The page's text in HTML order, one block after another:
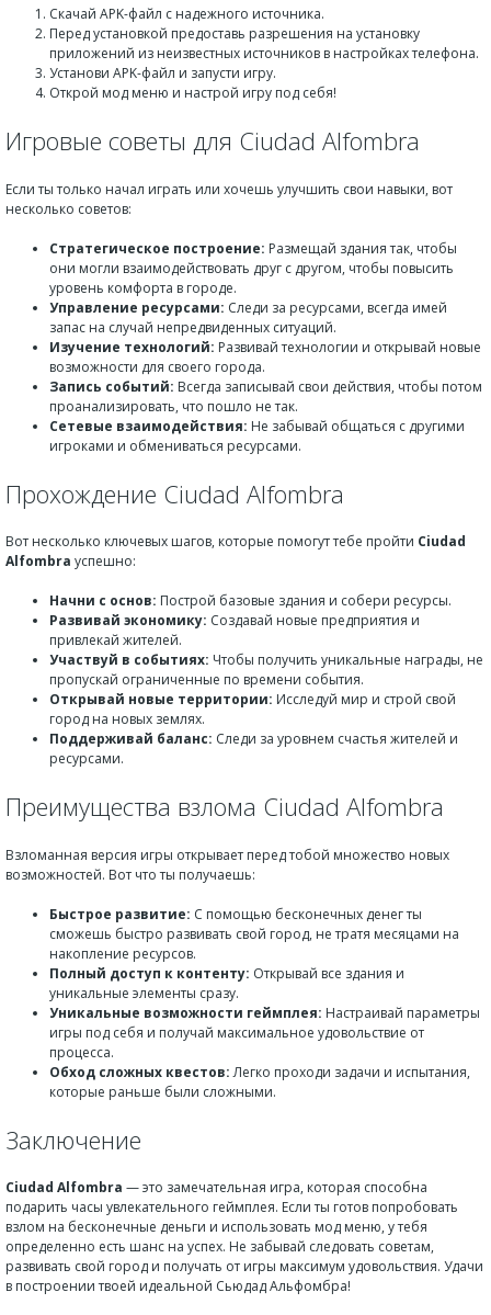
Скачай APK-файл с надежного источника.
Перед установкой предоставь разрешения на установку
приложений из неизвестных источников в настройках телефона.
Установи APK-файл и запусти игру.
Открой мод меню и настрой игру под себя!
Игровые советы для Ciudad Alfombra
Если ты только начал играть или хочешь улучшить свои навыки, вот
несколько советов:
Стратегическое построение: Размещай здания так, чтобы
они могли взаимодействовать друг с другом, чтобы повысить
уровень комфорта в городе.
Управление ресурсами: Следи за ресурсами, всегда имей
запас на случай непредвиденных ситуаций.
Изучение технологий: Развивай технологии и открывай новые
возможности для своего города.
Запись событий: Всегда записывай свои действия, чтобы потом
проанализировать, что пошло не так.
Сетевые взаимодействия: Не забывай общаться с другими
игроками и обмениваться ресурсами.
Прохождение Ciudad Alfombra
Вот несколько ключевых шагов, которые помогут тебе пройти Ciudad
Alfombra успешно:
Начни с основ: Построй базовые здания и собери ресурсы.
Развивай экономику: Создавай новые предприятия и
привлекай жителей.
Участвуй в событиях: Чтобы получить уникальные награды, не
пропускай ограниченные по времени события.
Открывай новые территории: Исследуй мир и строй свой
город на новых землях.
Поддерживай баланс: Следи за уровнем счастья жителей и
ресурсами.
Преимущества взлома Ciudad Alfombra
Взломанная версия игры открывает перед тобой множество новых
возможностей. Вот что ты получаешь:
Быстрое развитие: С помощью бесконечных денег ты
сможешь быстро развивать свой город, не тратя месяцами на
накопление ресурсов.
Полный доступ к контенту: Открывай все здания и
уникальные элементы сразу.
Уникальные возможности геймплея: Настраивай параметры
игры под себя и получай максимальное удовольствие от
процесса.
Обход сложных квестов:Легко проходи задачи и испытания,
которые раньше были сложными.
Заключение
Ciudad Alfombra — это замечательная игра, которая способна
подарить часы увлекательного геймплея. Если ты готов попробовать
взлом на бесконечные деньги и использовать мод меню, у тебя
определенно есть шанс на успех. Не забывай следовать советам,
развивать свой город и получать от игры максимум удовольствия. Удачи
в построении твоей идеальной Сьюдад Альфомбра!